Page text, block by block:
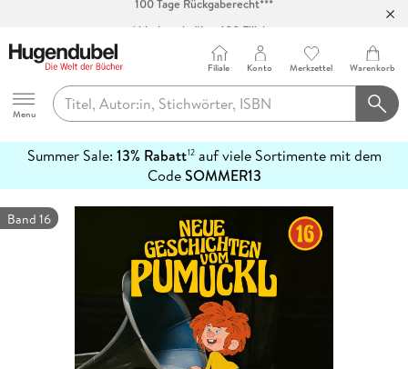
Abholung in über 100 Filialen
Hugendubel
Menu
Filiale Konto Merkzettel Warenkorb
Summer Sale: 13% Rabatt12auf viele Sortimente mit dem
CodeSOMMER13
erfahren
Band 16